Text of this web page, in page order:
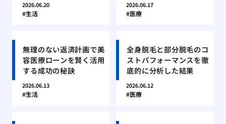
2026.06.20
生活
2026.06.17
医療
無理のない返済計画で美
容医療ローンを賢く活用
する成功の秘訣
2026.06.13
生活
全身脱毛と部分脱毛のコ
ストパフォーマンスを徹
底的に分析した結果
2026.06.12
医療